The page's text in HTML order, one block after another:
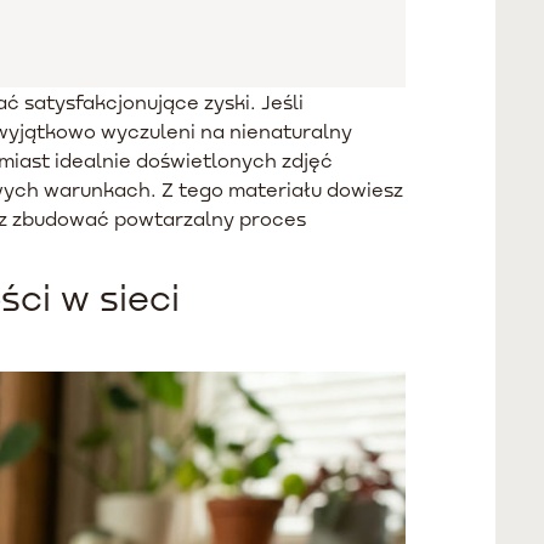
satysfakcjonujące zyski. Jeśli
wyczuleni na nienaturalny
idealnie doświetlonych zdjęć
warunkach. Z tego materiału dowiesz
zbudować powtarzalny proces
w sieci